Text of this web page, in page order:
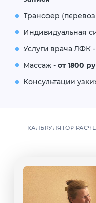
Трансфер
Индивидуальная
Услуги врача ЛФК -
Массаж - от 1800
Консультации
КАЛЬКУЛЯТОР